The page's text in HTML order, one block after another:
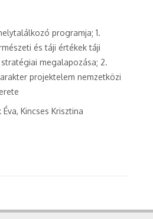
programja; 1.
és táji értékek táji
megalapozása; 2.
projektelem nemzetközi
Kincses Krisztina